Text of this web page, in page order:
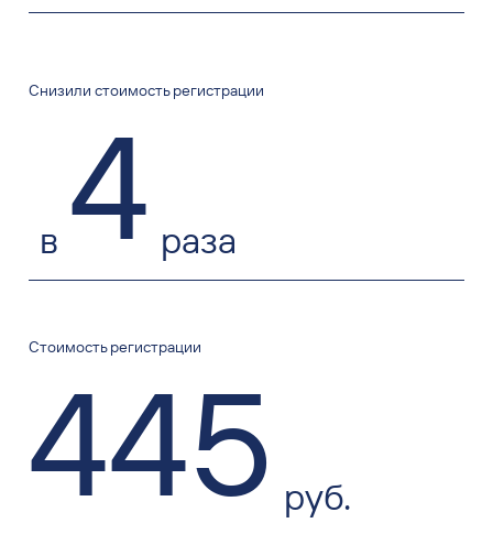
Снизили стоимость регистрации
в 4 раза
Стоимость регистрации
445 руб.